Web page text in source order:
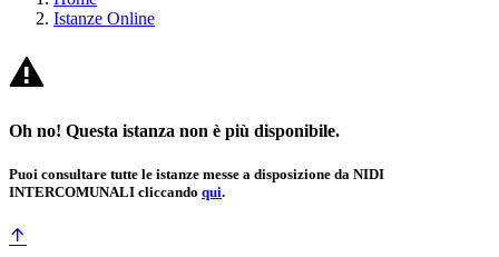
Istanze Online
Oh no! Questa istanza non è più disponibile.
Puoi consultare tutte le istanze messe a disposizione da NIDI
INTERCOMUNALI cliccando qui.